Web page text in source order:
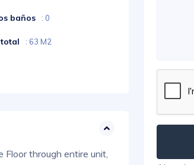
baños : 0
: 63 M2
through entire unit,